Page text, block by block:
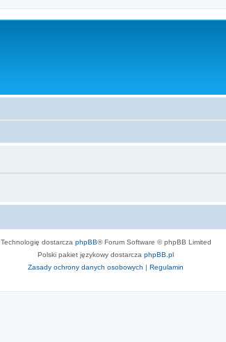
Technologię dostarcza phpBB® Forum Software © phpBB Limited
Polski pakiet językowy dostarcza phpBB.pl
Zasady ochrony danych osobowych | Regulamin